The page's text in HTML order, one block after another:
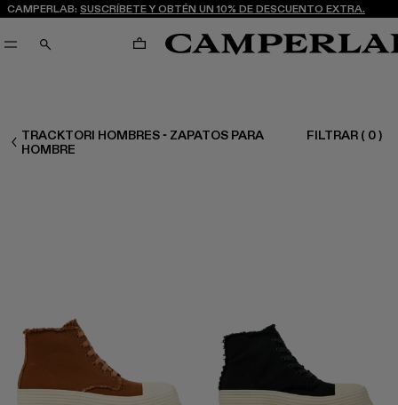
CAMPERLAB: SUSCRÍBETE Y OBTÉN UN 10% DE DESCUENTO EXTRA.
BUSCAR CARRITO
HOMBRE ZAPATOS
TRACKTORI HOMBRES - ZAPATOS PARA
HOMBRE
FILTRAR ( 0)